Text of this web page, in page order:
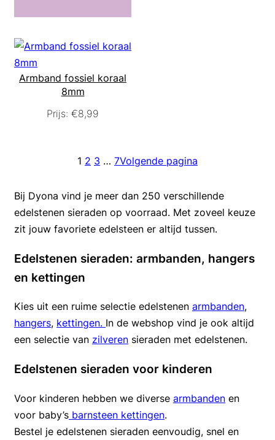
Armband fossiel koraal
8mm
Prijs: €8,99
1 2 3 … 7Volgende pagina
Bij Dyona vind je meer dan 250 verschillende
edelstenen sieraden op voorraad. Met zoveel keuze
zit jouw favoriete edelsteen er altijd tussen.
Edelstenen sieraden: armbanden, hangers
en kettingen
Kies uit een ruime selectie edelstenen armbanden,
hangers, kettingen. In de webshop vind je ook altijd
een selectie van zilveren sieraden met edelstenen.
Edelstenen sieraden voor kinderen
Voor kinderen hebben we diverse armbanden en
voor baby’s barnsteen kettingen.
Bestel je edelstenen sieraden eenvoudig, snel en